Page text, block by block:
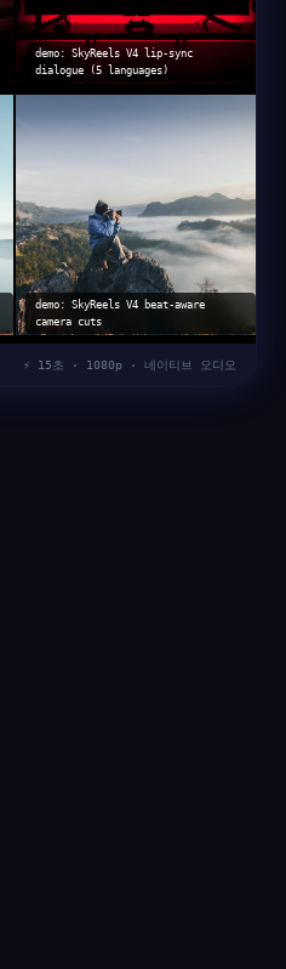
demo: SkyReels V4 lip-sync
dialogue (5 languages)
demo: SkyReels V4 beat-aware
camera cuts
⚡ 15초 · 1080p · 네이티브 오디오